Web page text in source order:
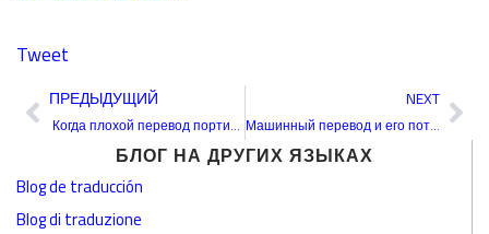
БЛОГ НА ДРУГИХ ЯЗЫКАХ
Blog de traducción
Blog di traduzione
Tweet
Пред
ПРЕДЫДУЩИЙ
Когда плохой перевод портит демократические усилия
NEXT
Машинный перевод и его потенциальные опасности (часть 2)